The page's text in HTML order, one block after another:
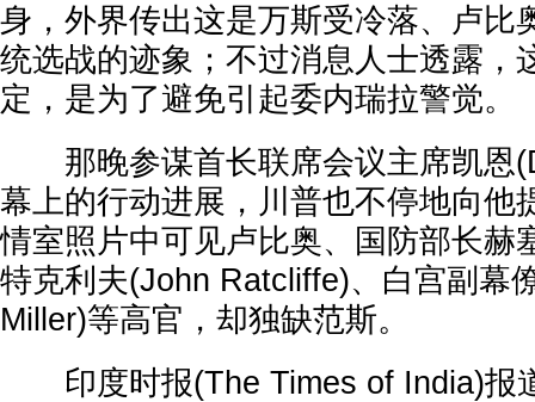
身，外界传出这是万斯受冷落、卢比
统选战的迹象；不过消息人士透露，
定，是为了避免引起委内瑞拉警觉。
那晚参谋首长联席会议主席凯恩
幕上的行动进展，川普也不停地向他
情室照片中可见卢比奥、国防部长赫
特克利夫(John Ratcliffe)、白宫副幕
Miller)等高官，却独缺范斯。
印度时报(The Times of India)报